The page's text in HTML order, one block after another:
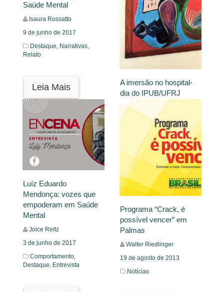
Saúde Mental
Isaura Rossatto
9 de junho de 2017
Destaque, Narrativas,
Relato
Leia Mais
A imersão no hospital-
dia do IPUB/UFRJ
Laryssa Nogueira dos
Anjos Araújo
5 de junho de 2017
Narrativas,Relato
Leia Mais
Luíz Eduardo
Mendonça: vozes que
empoderam em Saúde
Mental
Joice Reitz
3 de junho de 2017
Comportamento,
Destaque, Entrevista
Programa “Crack, é
possível vencer” em
Palmas
Walter Riedlinger
19 de agosto de 2013
Notícias